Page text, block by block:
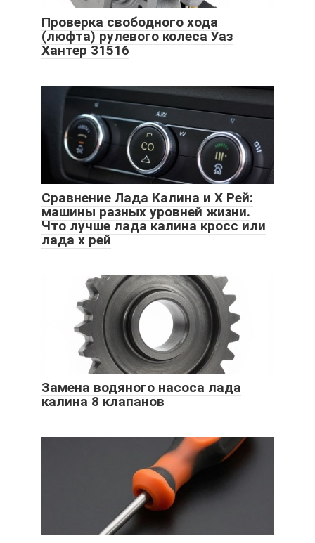
Проверка свободного хода
(люфта) рулевого колеса Уаз
Хантер 31516
Сравнение Лада Калина и Х Рей:
машины разных уровней жизни.
Что лучше лада калина кросс или
лада х рей
Замена водяного насоса лада
калина 8 клапанов